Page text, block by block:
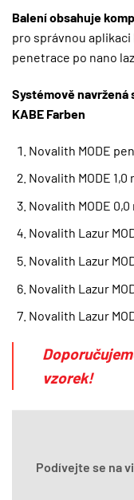
Balení obsahuje
pro správnou
penetrace po nano
Systémově navržená
KABE Farben
Novalith MODE
Novalith MODE
Novalith MODE
Novalith Lazur
Novalith Lazur
Novalith Lazur
Novalith Lazur
vzorek!
Podívejte se na